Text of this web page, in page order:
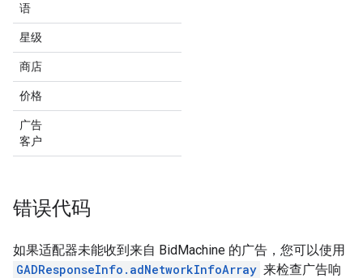
语
星级
商店
价格
广告
客户
错误代码
如果适配器未能收到来自 BidMachine 的广告，您可以使用
GADResponseInfo.adNetworkInfoArray 来检查广告响